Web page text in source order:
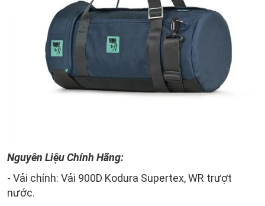
Nguyên Liệu Chính Hãng:
- Vải chính: Vải 900D Kodura Supertex, WR trượt
nước.